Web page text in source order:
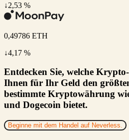
↓2,53 %
0,49786 ETH
↓4,17 %
Entdecken Sie, welche
Ihnen für Ihr Geld den
bestimmte Kryptowährung
und Dogecoin bietet.
Beginne mit dem Handel auf Neverless.